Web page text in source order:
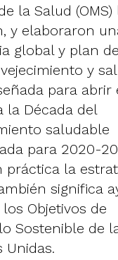
la Salud
y elaboraron
global y plan
y
para abrir
la Década del
saludable
para 2020-
práctica la
significa
Objetivos de
Sostenible de
Unidas.